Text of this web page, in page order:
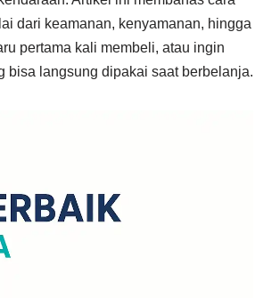
dari keamanan, kenyamanan, hingga
pertama kali membeli, atau ingin
bisa langsung dipakai saat berbelanja.